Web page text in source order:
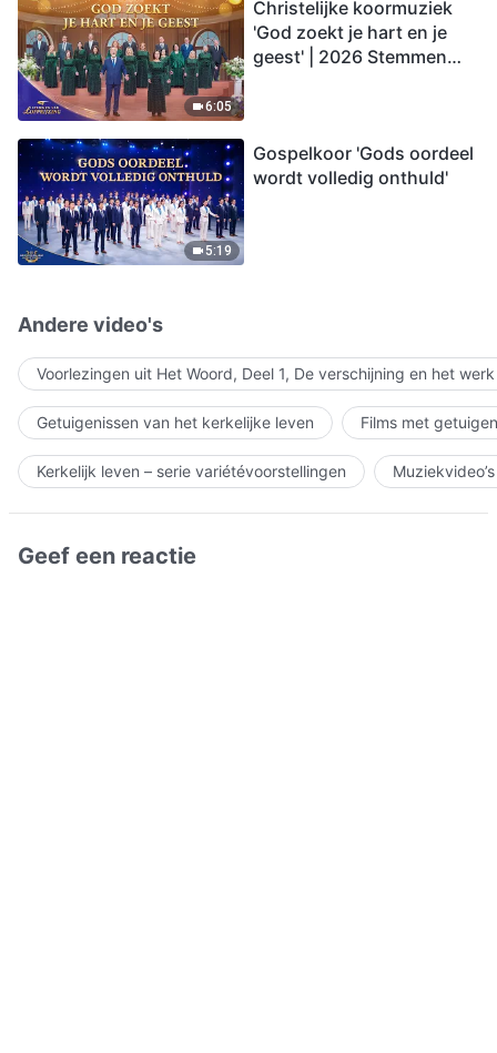
6:05
Christelijke koormuziek
'God zoekt je hart en je
geest' | 2026 Stemmen
5:19
Gospelkoor 'Gods oordeel
wordt volledig onthuld'
Andere video's
Voorlezingen uit Het Woord, Deel 1, De verschijning en het
Getuigenissen van het kerkelijke leven Films met
Kerkelijk leven – serie variétévoorstellingen Muziekvideo’s
Geef een reactie